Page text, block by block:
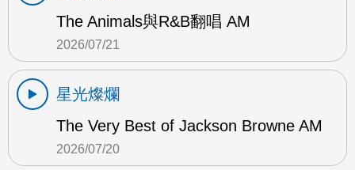
The Animals與R&B翻唱 AM
2026/07/21
星光燦爛
The Very Best of Jackson Browne AM
2026/07/20